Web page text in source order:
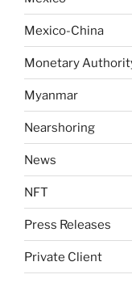
Mexico-China
Monetary
Myanmar
Nearshoring
News
NFT
Press Releases
Private Client